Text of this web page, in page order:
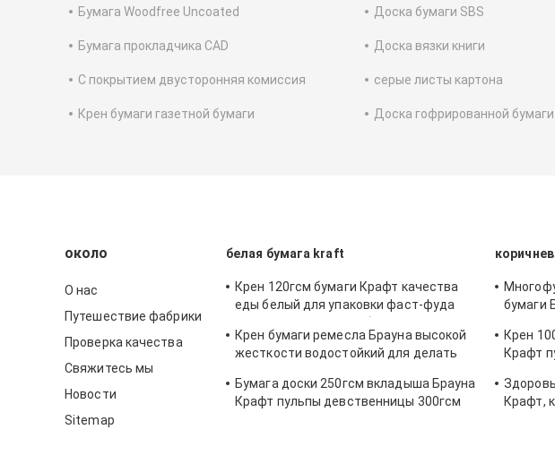
Бумага Woodfree Uncoated Доска бумаги SBS
Бумага прокладчика CAD Доска вязки книги
С покрытием двусторонняя комиссия серые листы картона
Крен бумаги газетной бумаги Доска гофрированной бумаги
около
О нас
Путешествие фабрики
Проверка качества
Свяжитесь мы
Новости
Sitemap
белая бумага kraft
Крен 120гсм бумаги Крафт качества
еды белый для упаковки фаст-фуда
Крен бумаги ремесла Брауна высокой
жесткости водостойкий для делать
Бумага доски 250гсм вкладыша Брауна
Крафт пульпы девственницы 300гсм
бумаги
Крен
Крафт
Крафт,